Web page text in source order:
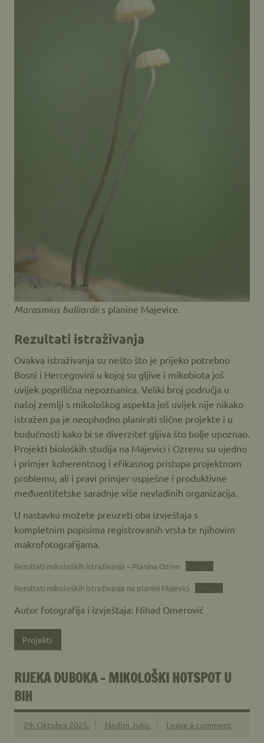
Marasmius bulliardiis planine Majevice.
Rezultati istraživanja
Ovakva istraživanja su nešto što je prijeko potrebno
Bosni i Hercegovini u kojoj su gljive i mikobiota još
uvijek poprilična nepoznanica. Veliki broj područja u
našoj zemlji s mikološkog aspekta još uvijek nije nikako
istražen pa je neophodno planirati slične projekte i u
budućnosti kako bi se diverzitet gljiva što bolje upoznao.
Projekti bioloških studija na Majevici i Ozrenu su ujedno
i primjer koherentnog i efikasnog pristupa projektnom
problemu, ali i pravi primjer uspješne i produktivne
međuentitetske saradnje više nevladinih organizacija.
U nastavku možete preuzeti oba izvještaja s
kompletnim popisima registrovanih vrsta te njihovim
makrofotografijama.
Rezultati mikoloških istraživanja – Planina Ozren
Rezultati mikoloških istraživanja na planini Majevici
Autor fotografija i izvještaja: Nihad Omerović
Projekti
RIJEKA DUBOKA – MIKOLOŠKI HOTSPOT U
BIH
29. Oktobra 2025. Nedim Jukic Leave a comment